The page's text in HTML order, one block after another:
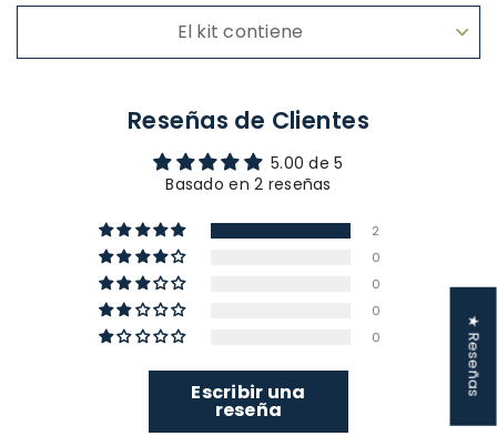
El kit contiene
Reseñas de Clientes
5.00 de 5
Basado en 2 reseñas
2
0
0
0
0
Escribir una
reseña
★ Reseñas